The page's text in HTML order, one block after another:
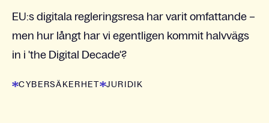
EU:s digitala regleringsresa har varit omfattande –
men hur långt har vi egentligen kommit halvvägs
in i 'the Digital Decade'?
CYBERSÄKERHET JURIDIK